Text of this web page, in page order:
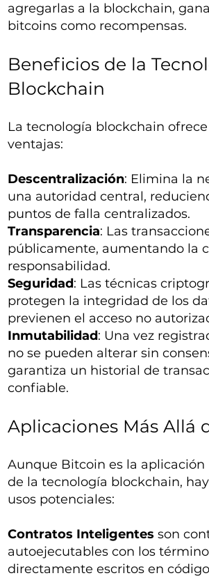
agregarlas a la blockchain,
bitcoins como recompensas.
Beneficios de la
Blockchain
La tecnología blockchain
ventajas:
Descentralización: Elimina la
una autoridad central,
puntos de falla centralizados.
Transparencia: Las
públicamente, aumentando la
responsabilidad.
Seguridad: Las técnicas
protegen la integridad de los
previenen el acceso no
Inmutabilidad: Una vez
no se pueden alterar sin
garantiza un historial de
confiable.
Aplicaciones Más Allá
Aunque Bitcoin es la aplicación
de la tecnología blockchain,
usos potenciales:
Contratos Inteligentes son
autoejecutables con los
directamente escritos en